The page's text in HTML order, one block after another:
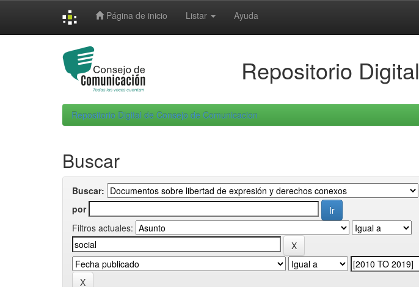
Página de inicio Listar Ayuda
Repositorio Digital
Repositorio Digital de Consejo de Comunicacion
Buscar
Buscar:
por
Filtros actuales: